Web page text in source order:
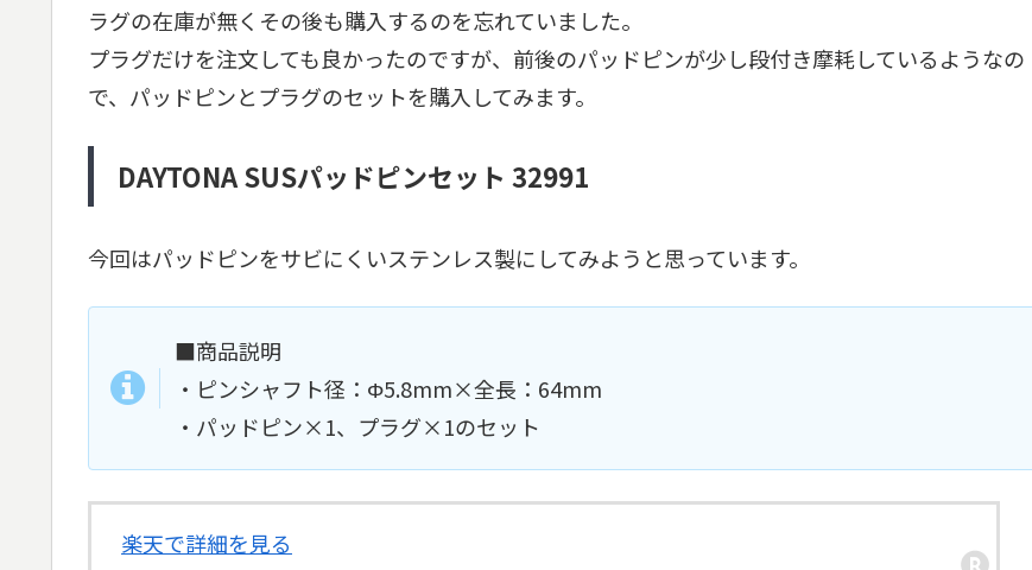
ラグの在庫が無くその後も購入するのを忘れていました。
プラグだけを注文しても良かったのですが、前後のパッドピンが少し段付き摩耗しているようなの
で、パッドピンとプラグのセットを購入してみます。
DAYTONA SUSパッドピンセット 32991
今回はパッドピンをサビにくいステンレス製にしてみようと思っています。
■商品説明
・ピンシャフト径：Φ5.8mm×全長：64mm
・パッドピン×1、プラグ×1のセット
楽天で詳細を見る